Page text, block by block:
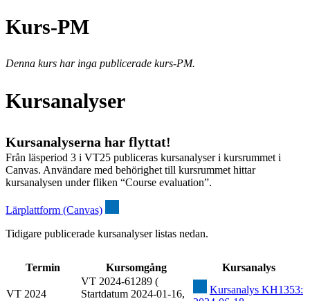
Kurs-PM
Denna kurs har inga publicerade kurs-PM.
Kursanalyser
Kursanalyserna har flyttat!
Från läsperiod 3 i VT25 publiceras kursanalyser i kursrummet i
Canvas. Användare med behörighet till kursrummet hittar
kursanalysen under fliken “Course evaluation”.
Lärplattform (Canvas)
Tidigare publicerade kursanalyser listas nedan.
Termin Kursomgång Kursanalys
VT 2024
VT 2024-61289 (
Startdatum 2024-01-16,
Kursanalys KH1353: